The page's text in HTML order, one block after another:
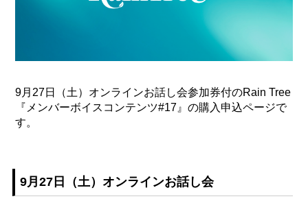
9月27日（土）オンラインお話し会参加券付のRain Tree
『メンバーボイスコンテンツ#17』の購入申込ページで
す。
9月27日（土）オンラインお話し会